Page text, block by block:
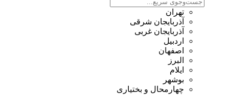
تهران
آذربایجان شرقی
آذربایجان غربی
اردبیل
اصفهان
البرز
ایلام
بوشهر
چهارمحال و بختیاری